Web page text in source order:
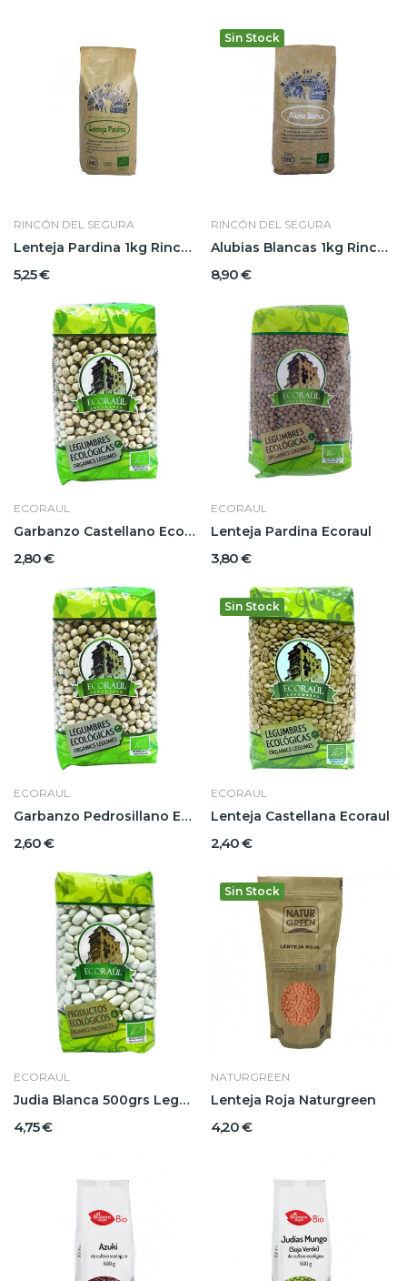
RINCÓN DEL SEGURA
Lenteja Pardina 1kg Rincón Del Segura
5,25 €
Sin Stock
RINCÓN DEL SEGURA
Alubias Blancas 1kg Rincón Del Segura
8,90 €
ECORAUL
Garbanzo Castellano Ecoraul
2,80 €
ECORAUL
Lenteja Pardina Ecoraul
3,80 €
ECORAUL
Garbanzo Pedrosillano Ecoraul
2,60 €
Sin Stock
ECORAUL
Lenteja Castellana Ecoraul
2,40 €
ECORAUL
Judia Blanca 500grs Legumbres Raúl
4,75 €
Sin Stock
NATURGREEN
Lenteja Roja Naturgreen
4,20 €